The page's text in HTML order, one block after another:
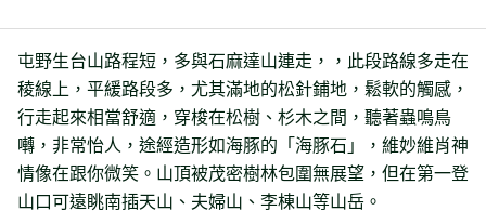
屯野生台山路程短，多與石麻達山連走，，此段路線多走在
稜線上，平緩路段多，尤其滿地的松針鋪地，鬆軟的觸感，
行走起來相當舒適，穿梭在松樹、杉木之間，聽著蟲鳴鳥
囀，非常怡人，途經造形如海豚的「海豚石」，維妙維肖神
情像在跟你微笑。山頂被茂密樹林包圍無展望，但在第一登
山口可遠眺南插天山、夫婦山、李棟山等山岳。